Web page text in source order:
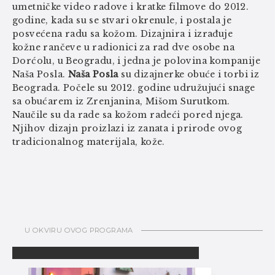
umetničke video radove i kratke filmove do 2012.
godine, kada su se stvari okrenule, i postala je
posvećena radu sa kožom. Dizajnira i izrađuje
kožne rančeve u radionici za rad dve osobe na
Dorćolu, u Beogradu, i jedna je polovina kompanije
Naša Posla. Naša Poslasu dizajnerke obuće i torbi iz
Beograda. Počele su 2012. godine udružujući snage
sa obućarem iz Zrenjanina, Mišom Surutkom.
Naučile su da rade sa kožom radeći pored njega.
Njihov dizajn proizlazi iz zanata i prirode ovog
tradicionalnog materijala, kože.
U OKVIRU OVOG PROGRAMA